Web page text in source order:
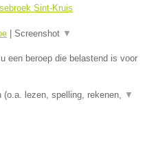
Sint-Kruis
| Screenshot ▼
een beroep die belastend is voor
lezen, spelling, rekenen, ▼